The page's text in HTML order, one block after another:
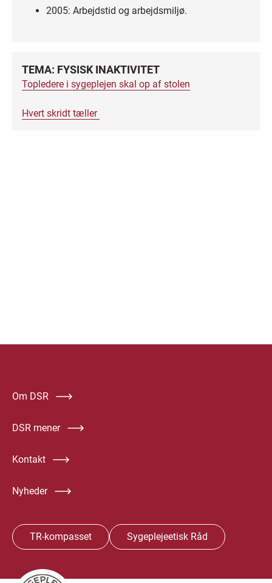
2005: Arbejdstid og arbejdsmiljø.
TEMA: FYSISK INAKTIVITET
Topledere i sygeplejen skal op af stolen
Hvert skridt tæller
Om DSR
DSR mener
Kontakt
Nyheder
TR-kompasset Sygeplejeetisk Råd